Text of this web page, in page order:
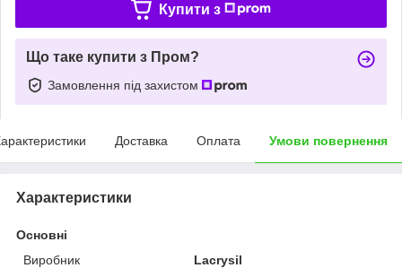
Купити з
Що таке купити з Пром?
Замовлення під захистом
Доставка Оплата Умови повернення
Характеристики
Основні
Виробник
Lacrysil